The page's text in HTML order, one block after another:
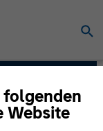
Website